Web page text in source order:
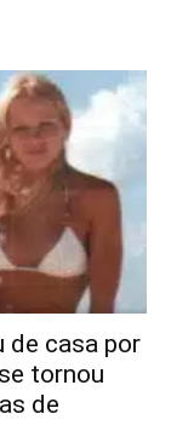
de casa por
tornou
de